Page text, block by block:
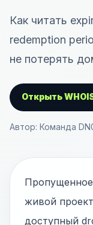
Как читать
redemption
не потерять
Открыть
Автор: Команда
живой
доступный